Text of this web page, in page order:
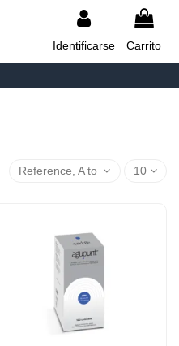
Identificarse Carrito
Reference, A to Z 10